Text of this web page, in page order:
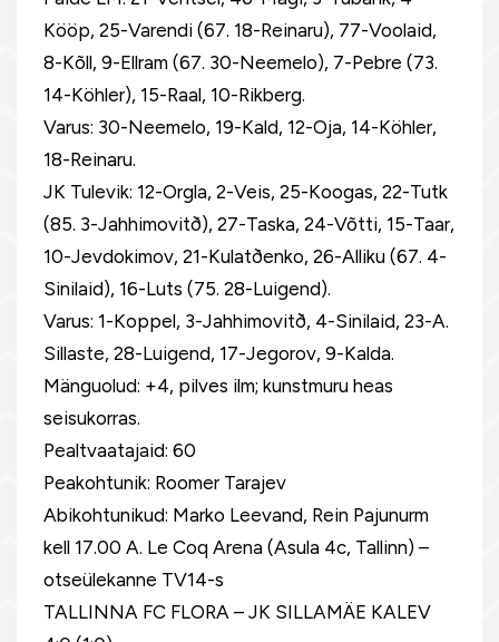
Kööp, 25-Varendi (67. 18-Reinaru), 77-Voolaid,
8-Kõll, 9-Ellram (67. 30-Neemelo), 7-Pebre (73.
14-Köhler), 15-Raal, 10-Rikberg.
Varus: 30-Neemelo, 19-Kald, 12-Oja, 14-Köhler,
18-Reinaru.
JK Tulevik: 12-Orgla, 2-Veis, 25-Koogas, 22-Tutk
(85. 3-Jahhimovitð), 27-Taska, 24-Võtti, 15-Taar,
10-Jevdokimov, 21-Kulatðenko, 26-Alliku (67. 4-
Sinilaid), 16-Luts (75. 28-Luigend).
Varus: 1-Koppel, 3-Jahhimovitð, 4-Sinilaid, 23-A.
Sillaste, 28-Luigend, 17-Jegorov, 9-Kalda.
Mänguolud: +4, pilves ilm; kunstmuru heas
seisukorras.
Pealtvaatajaid: 60
Peakohtunik: Roomer Tarajev
Abikohtunikud: Marko Leevand, Rein Pajunurm
kell 17.00 A. Le Coq Arena (Asula 4c, Tallinn) –
otseülekanne TV14-s
TALLINNA FC FLORA – JK SILLAMÄE KALEV